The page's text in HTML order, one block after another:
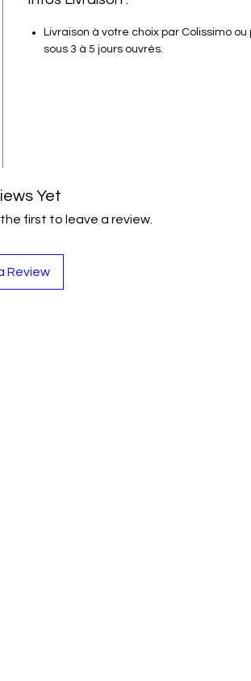
Livraison à votre choix par Colissimo
sous 3 à 5 jours ouvrés.
Yet
first to leave a review.
Review